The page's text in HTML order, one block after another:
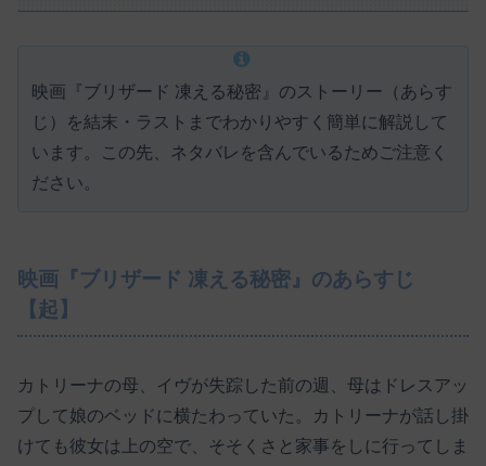
映画『ブリザード 凍える秘密』のストーリー（あらす
じ）を結末・ラストまでわかりやすく簡単に解説して
います。この先、ネタバレを含んでいるためご注意く
ださい。
映画『ブリザード 凍える秘密』のあらすじ
【起】
カトリーナの母、イヴが失踪した前の週、母はドレスアッ
プして娘のベッドに横たわっていた。カトリーナが話し掛
けても彼女は上の空で、そそくさと家事をしに行ってしま